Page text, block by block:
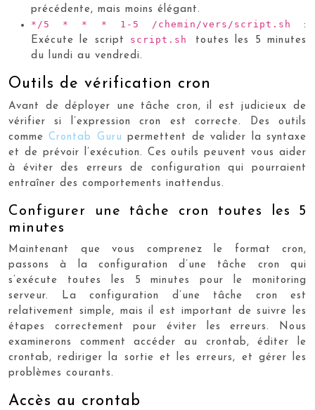
précédente, mais moins élégant.
*/5 * * * 1-5 /chemin/vers/script.sh :
Exécute le script script.sh toutes les 5 minutes
du lundi au vendredi.
Outils de vérification cron
Avant de déployer une tâche cron, il est judicieux de
vérifier si l’expression cron est correcte. Des outils
commeCrontab Gurupermettent de valider la syntaxe
et de prévoir l’exécution. Ces outils peuvent vous aider
à éviter des erreurs de configuration qui pourraient
entraîner des comportements inattendus.
Configurer une tâche cron toutes les 5
minutes
Maintenant que vous comprenez le format cron,
passons à la configuration d’une tâche cron qui
s’exécute toutes les 5 minutes pour le monitoring
serveur. La configuration d’une tâche cron est
relativement simple, mais il est important de suivre les
étapes correctement pour éviter les erreurs. Nous
examinerons comment accéder au crontab, éditer le
crontab, rediriger la sortie et les erreurs, et gérer les
problèmes courants.
Accès au crontab